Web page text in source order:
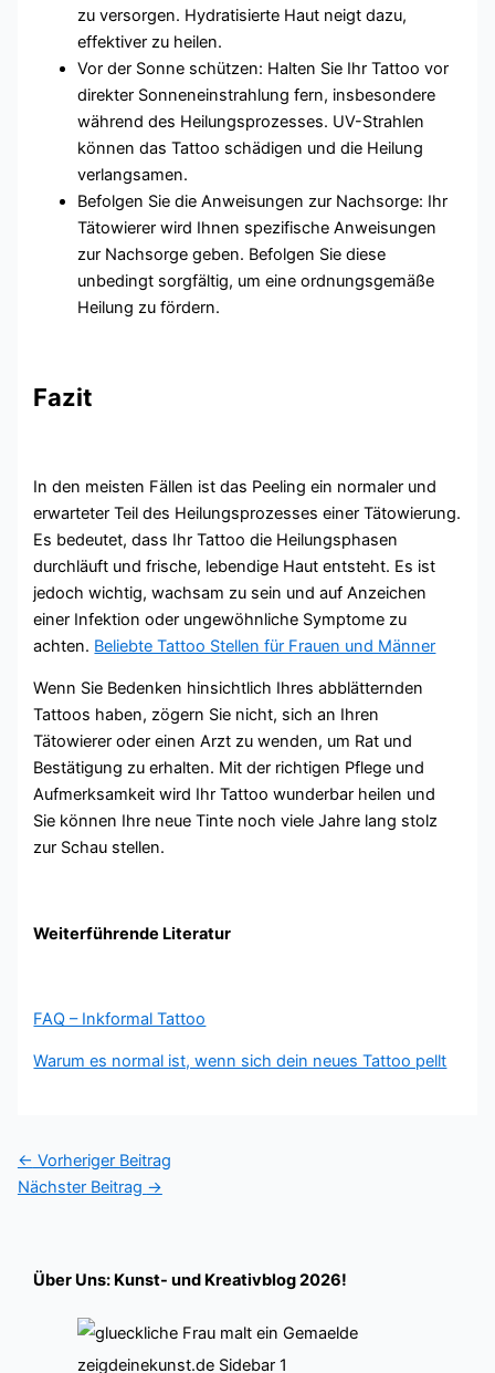
zu versorgen. Hydratisierte Haut neigt dazu,
effektiver zu heilen.
Vor der Sonne schützen: Halten Sie Ihr Tattoo vor
direkter Sonneneinstrahlung fern, insbesondere
während des Heilungsprozesses. UV-Strahlen
können das Tattoo schädigen und die Heilung
verlangsamen.
Befolgen Sie die Anweisungen zur Nachsorge: Ihr
Tätowierer wird Ihnen spezifische Anweisungen
zur Nachsorge geben. Befolgen Sie diese
unbedingt sorgfältig, um eine ordnungsgemäße
Heilung zu fördern.
Fazit
In den meisten Fällen ist das Peeling ein normaler und
erwarteter Teil des Heilungsprozesses einer Tätowierung.
Es bedeutet, dass Ihr Tattoo die Heilungsphasen
durchläuft und frische, lebendige Haut entsteht. Es ist
jedoch wichtig, wachsam zu sein und auf Anzeichen
einer Infektion oder ungewöhnliche Symptome zu
achten. Beliebte Tattoo Stellen für Frauen und Männer
Wenn Sie Bedenken hinsichtlich Ihres abblätternden
Tattoos haben, zögern Sie nicht, sich an Ihren
Tätowierer oder einen Arzt zu wenden, um Rat und
Bestätigung zu erhalten. Mit der richtigen Pflege und
Aufmerksamkeit wird Ihr Tattoo wunderbar heilen und
Sie können Ihre neue Tinte noch viele Jahre lang stolz
zur Schau stellen.
Weiterführende Literatur
FAQ – Inkformal Tattoo
Warum es normal ist, wenn sich dein neues Tattoo pellt
← Vorheriger Beitrag
Nächster Beitrag →
Über Uns: Kunst- und Kreativblog 2026!